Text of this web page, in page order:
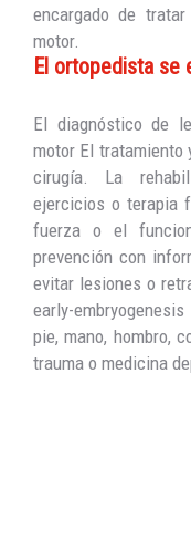
encargado de
motor.
El ortopedista se
El diagnóstico de
motor El tratamiento
cirugía. La
ejercicios o terapia
fuerza o el
prevención con
evitar lesiones o
early-
pie, mano, hombro,
trauma o medicina